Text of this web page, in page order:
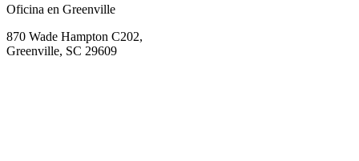
Oficina en Greenville
870 Wade Hampton C202,
Greenville, SC 29609